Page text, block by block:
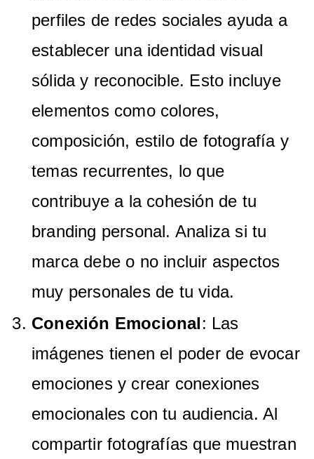
perfiles de redes sociales ayuda a
establecer una identidad visual
sólida y reconocible. Esto incluye
elementos como colores,
composición, estilo de fotografía y
temas recurrentes, lo que
contribuye a la cohesión de tu
branding personal. Analiza si tu
marca debe o no incluir aspectos
muy personales de tu vida.
Conexión Emocional: Las
imágenes tienen el poder de evocar
emociones y crear conexiones
emocionales con tu audiencia. Al
compartir fotografías que muestran